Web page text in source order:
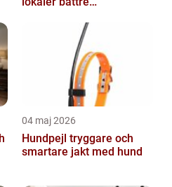
04 maj 2026
Hundpejl tryggare och
smartare jakt med hund